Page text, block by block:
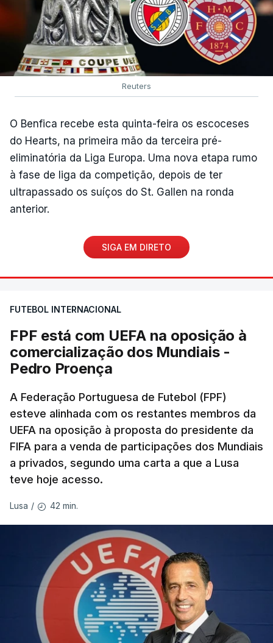
Reuters
O Benfica recebe esta quinta-feira os escoceses
do Hearts, na primeira mão da terceira pré-
eliminatória da Liga Europa. Uma nova etapa rumo
à fase de liga da competição, depois de ter
ultrapassado os suíços do St. Gallen na ronda
anterior.
SIGA EM DIRETO
FUTEBOL INTERNACIONAL
FPF está com UEFA na oposição à
comercialização dos Mundiais -
Pedro Proença
A Federação Portuguesa de Futebol (FPF)
esteve alinhada com os restantes membros da
UEFA na oposição à proposta do presidente da
FIFA para a venda de participações dos Mundiais
a privados, segundo uma carta a que a Lusa
teve hoje acesso.
Lusa / 42 min.